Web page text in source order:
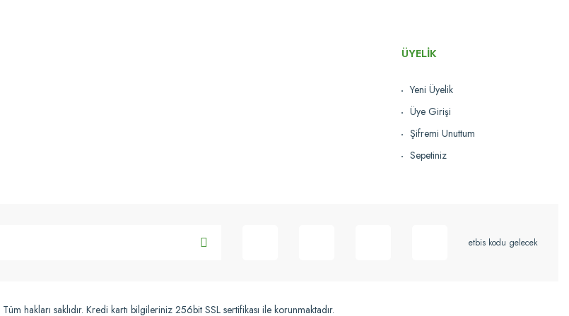
ÜYELİK
Yeni Üyelik
Üye Girişi
Şifremi Unuttum
Sepetiniz
etbis kodu gelecek
hakları saklıdır. Kredi kartı bilgileriniz 256bit SSL sertifikası ile korunmaktadır.